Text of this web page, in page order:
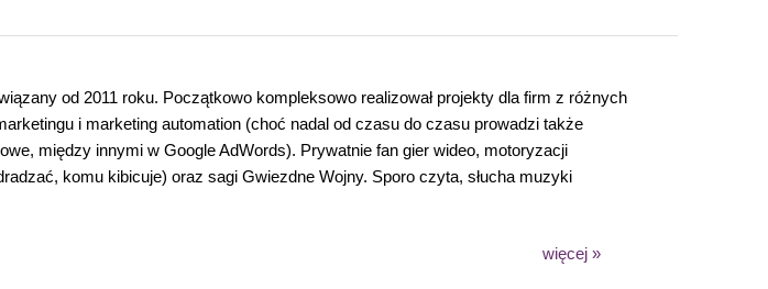
od 2011 roku. Początkowo kompleksowo realizował projekty dla firm z różnych
i marketing automation (choć nadal od czasu do czasu prowadzi także
między innymi w Google AdWords). Prywatnie fan gier wideo, motoryzacji
komu kibicuje) oraz sagi Gwiezdne Wojny. Sporo czyta, słucha muzyki
więcej »